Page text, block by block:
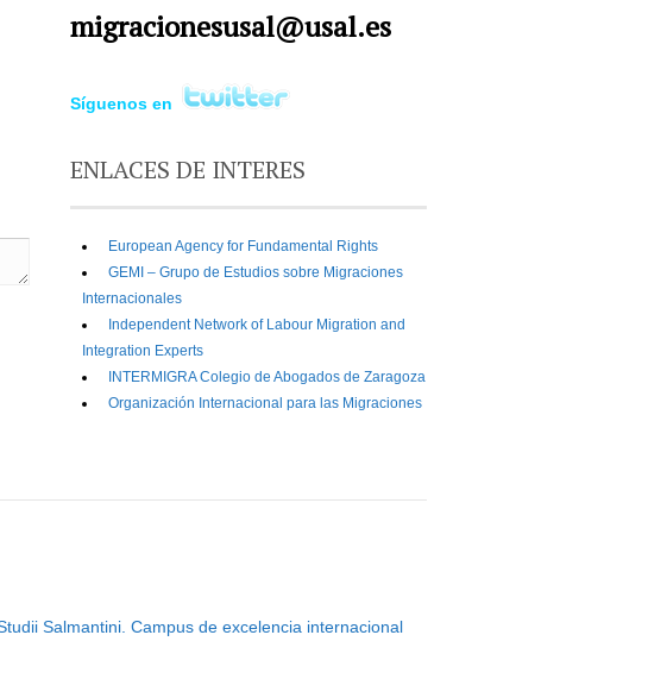
migracionesusal@usal.es
Síguenos en
ENLACES DE INTERES
European Agency for Fundamental Rights
GEMI – Grupo de Estudios sobre Migraciones
Internacionales
Independent Network of Labour Migration and
Integration Experts
INTERMIGRA Colegio de Abogados de Zaragoza
Organización Internacional para las Migraciones